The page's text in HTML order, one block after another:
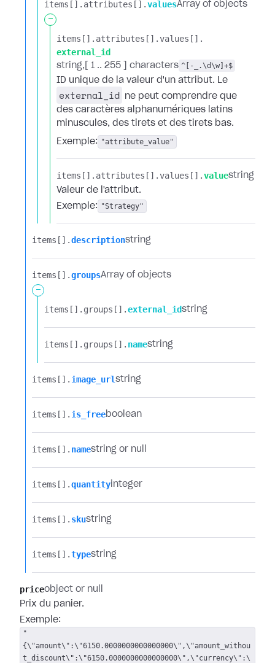
items[].​ attributes[].​valuesArray of objects
-
items[].​ attributes[].​values[].​
external_id
string [ 1 .. 255 ] characters ^[-_.\d\w]+$
ID unique de la valeur d'un attribut. Le
external_id
ne peut comprendre que
des caractères alphanumériques latins
minuscules, des tirets et des tirets bas.
Exemple: "attribute_value"
items[].​ attributes[].​values[].​valuestring
Valeur de l'attribut.
Exemple: "Strategy"
items[].​descriptionstring
items[].​groupsArray of objects
-
items[].​ groups[].​external_idstring
items[].​ groups[].​ namestring
items[].​ image_urlstring
items[].​ is_freeboolean
items[].​ namestring or null
items[].​quantity integer
items[].​ skustring
items[].​typestring
priceobject or null
Prix du panier.
Exemple:
"
{\"amount\":\"6150.0000000000000000\",\"amount_withou
t_discount\":\"6150.0000000000000000\",\"currency\":\